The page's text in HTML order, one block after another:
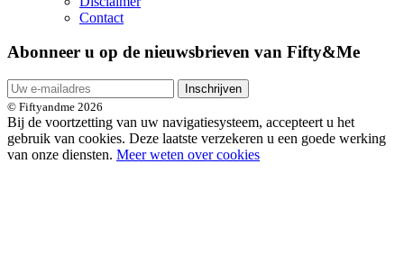
Contact
Abonneer u op de nieuwsbrieven van Fifty&Me
Inschrijven
© Fiftyandme 2026
Bij de voortzetting van uw navigatiesysteem, accepteert u het
gebruik van cookies. Deze laatste verzekeren u een goede werking
van onze diensten. Meer weten over cookies